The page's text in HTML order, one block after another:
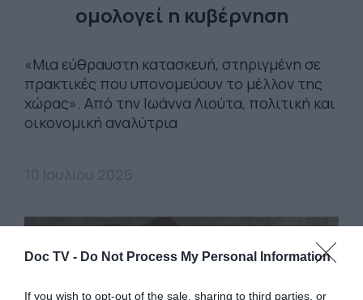
Doc TV - Do Not Process My Personal Information
If you wish to opt-out of the sale, sharing to third parties, or
ομολογεί η κυβέρνηση
«Μια εύθραυστη κατασκευή, στηριγμένη σε
πρακτικές που υπονομεύουν το μέλλον της
χώρας». Από την Ιωάννα Λιούτα, πολιτική και
οικονομική αναλύτρια